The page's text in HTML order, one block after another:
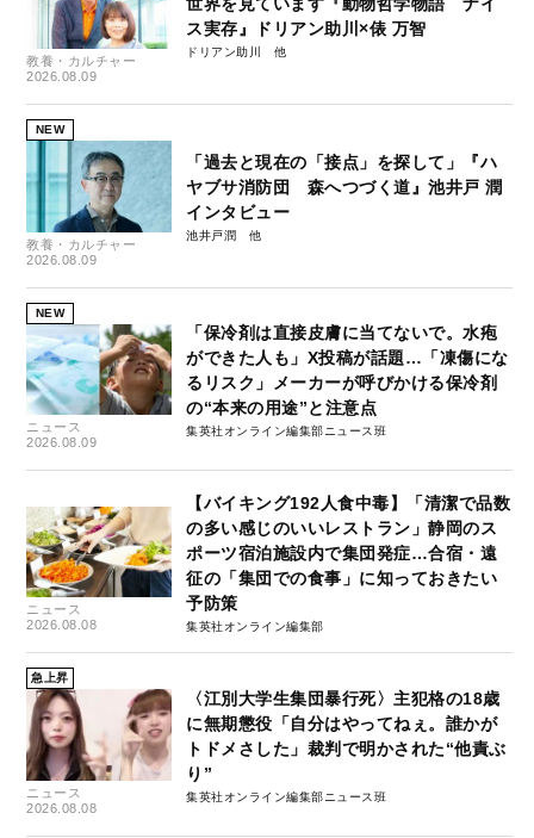
教養・カルチャー
2026.08.09
世界を見ています『動物哲学物語 ナイ
ス実存』ドリアン助川×俵 万智
ドリアン助川
NEW
教養・カルチャー
2026.08.09
「過去と現在の「接点」を探して」『ハ
ヤブサ消防団 森へつづく道』池井戸 潤
インタビュー
池井戸潤
NEW
ニュース
2026.08.09
「保冷剤は直接皮膚に当てないで。水疱
ができた人も」X投稿が話題…「凍傷にな
るリスク」メーカーが呼びかける保冷剤
の“本来の用途”と注意点
集英社オンライン編集部ニュース班
ニュース
2026.08.08
【バイキング192人食中毒】「清潔で品数
の多い感じのいいレストラン」静岡のス
ポーツ宿泊施設内で集団発症…合宿・遠
征の「集団での食事」に知っておきたい
予防策
集英社オンライン編集部
急上昇
ニュース
2026.08.08
〈江別大学生集団暴行死〉主犯格の18歳
に無期懲役「自分はやってねぇ。誰かが
トドメさした」裁判で明かされた“他責ぶ
り”
集英社オンライン編集部ニュース班